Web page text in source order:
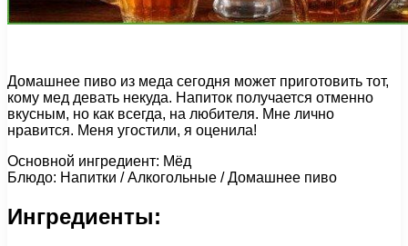
Домашнее пиво из меда сегодня может приготовить тот,
кому мед девать некуда. Напиток получается отменно
вкусным, но как всегда, на любителя. Мне лично
нравится. Меня угостили, я оценила!
Основной ингредиент: Мёд
Блюдо: Напитки / Алкогольные / Домашнее пиво
Ингредиенты: